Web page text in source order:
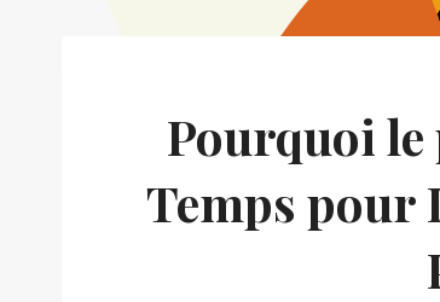
Pourquoi
Temps pour